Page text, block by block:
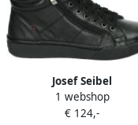
Josef Seibel
Hoge
1 webshop
€ 124,-